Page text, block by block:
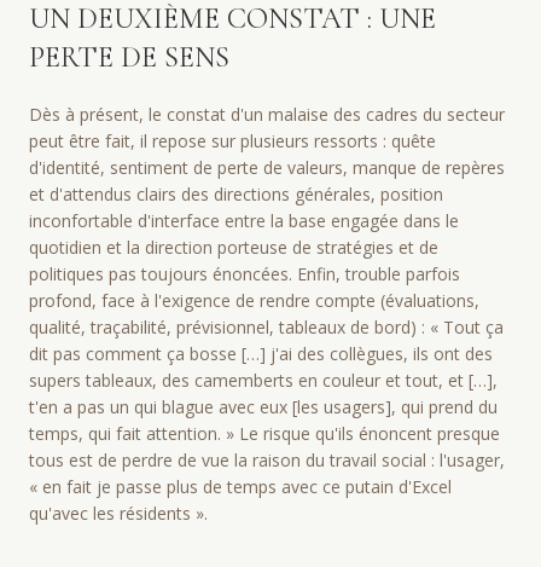
UN DEUXIÈME CONSTAT : UNE
PERTE DE SENS
Dès à présent, le constat d'un malaise des cadres du secteur
peut être fait, il repose sur plusieurs ressorts : quête
d'identité, sentiment de perte de valeurs, manque de repères
et d'attendus clairs des directions générales, position
inconfortable d'interface entre la base engagée dans le
quotidien et la direction porteuse de stratégies et de
politiques pas toujours énoncées. Enfin, trouble parfois
profond, face à l'exigence de rendre compte (évaluations,
qualité, traçabilité, prévisionnel, tableaux de bord) : « Tout ça
dit pas comment ça bosse […] j'ai des collègues, ils ont des
supers tableaux, des camemberts en couleur et tout, et […],
t'en a pas un qui blague avec eux [les usagers], qui prend du
temps, qui fait attention. » Le risque qu'ils énoncent presque
tous est de perdre de vue la raison du travail social : l'usager,
« en fait je passe plus de temps avec ce putain d'Excel
qu'avec les résidents ».